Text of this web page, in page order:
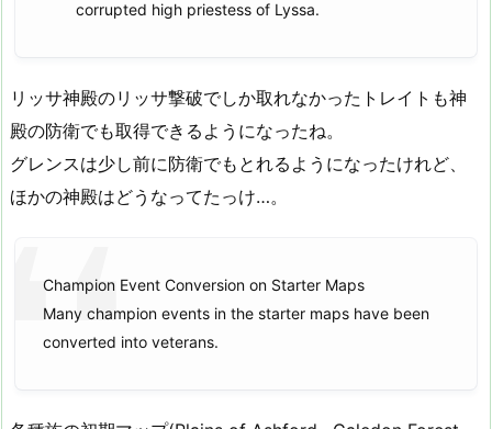
corrupted high priestess of Lyssa.
リッサ神殿のリッサ撃破でしか取れなかったトレイトも神
殿の防衛でも取得できるようになったね。
グレンスは少し前に防衛でもとれるようになったけれど、
ほかの神殿はどうなってたっけ…。
Champion Event Conversion on Starter Maps
Many champion events in the starter maps have been
converted into veterans.